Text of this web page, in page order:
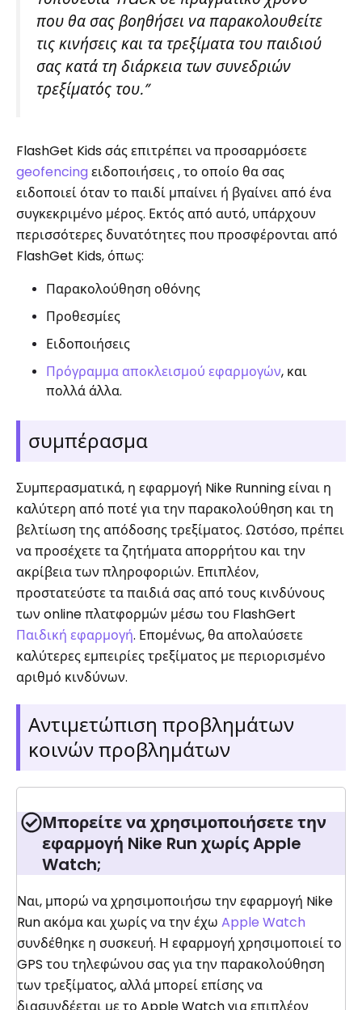
που θα σας βοηθήσει να παρακολουθείτε
τις κινήσεις και τα τρεξίματα του παιδιού
σας κατά τη διάρκεια των συνεδριών
τρεξίματός του.”
FlashGet Kids σάς επιτρέπει να προσαρμόσετε
geofencing ειδοποιήσεις , το οποίο θα σας
ειδοποιεί όταν το παιδί μπαίνει ή βγαίνει από ένα
συγκεκριμένο μέρος. Εκτός από αυτό, υπάρχουν
περισσότερες δυνατότητες που προσφέρονται από
FlashGet Kids, όπως:
Παρακολούθηση οθόνης
Προθεσμίες
Ειδοποιήσεις
Πρόγραμμα αποκλεισμού εφαρμογών, και
πολλά άλλα.
συμπέρασμα
Συμπερασματικά, η εφαρμογή Nike Running είναι η
καλύτερη από ποτέ για την παρακολούθηση και τη
βελτίωση της απόδοσης τρεξίματος. Ωστόσο, πρέπει
να προσέχετε τα ζητήματα απορρήτου και την
ακρίβεια των πληροφοριών. Επιπλέον,
προστατεύστε τα παιδιά σας από τους κινδύνους
των online πλατφορμών μέσω του FlashGert
Παιδική εφαρμογή. Επομένως, θα απολαύσετε
καλύτερες εμπειρίες τρεξίματος με περιορισμένο
αριθμό κινδύνων.
Αντιμετώπιση προβλημάτων
κοινών προβλημάτων
Μπορείτε να χρησιμοποιήσετε την
εφαρμογή Nike Run χωρίς Apple
Watch;
Ναι, μπορώ να χρησιμοποιήσω την εφαρμογή Nike
Run ακόμα και χωρίς να την έχω Apple Watch
συνδέθηκε η συσκευή. Η εφαρμογή χρησιμοποιεί το
GPS του τηλεφώνου σας για την παρακολούθηση
των τρεξίματος, αλλά μπορεί επίσης να
διασυνδέεται με το Apple Watch για επιπλέον